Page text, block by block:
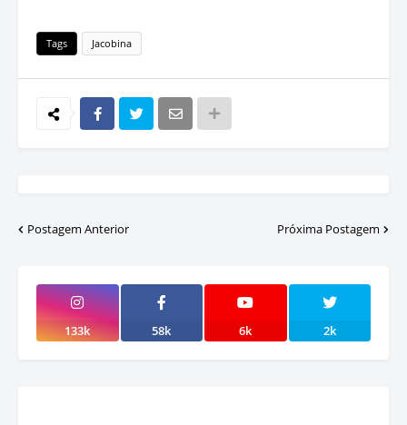
Tags Jacobina
Postagem Anterior Próxima Postagem
133k 58k 6k 2k